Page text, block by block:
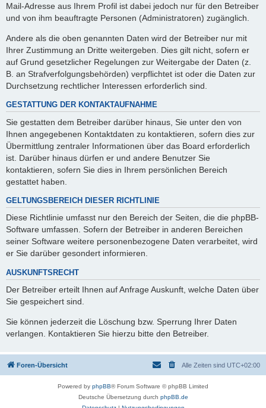
Mail-Adresse aus Ihrem Profil ist dabei jedoch nur für den Betreiber
und von ihm beauftragte Personen (Administratoren) zugänglich.
Andere als die oben genannten Daten wird der Betreiber nur mit
Ihrer Zustimmung an Dritte weitergeben. Dies gilt nicht, sofern er
auf Grund gesetzlicher Regelungen zur Weitergabe der Daten (z.
B. an Strafverfolgungsbehörden) verpflichtet ist oder die Daten zur
Durchsetzung rechtlicher Interessen erforderlich sind.
GESTATTUNG DER KONTAKTAUFNAHME
Sie gestatten dem Betreiber darüber hinaus, Sie unter den von
Ihnen angegebenen Kontaktdaten zu kontaktieren, sofern dies zur
Übermittlung zentraler Informationen über das Board erforderlich
ist. Darüber hinaus dürfen er und andere Benutzer Sie
kontaktieren, sofern Sie dies in Ihrem persönlichen Bereich
gestattet haben.
GELTUNGSBEREICH DIESER RICHTLINIE
Diese Richtlinie umfasst nur den Bereich der Seiten, die die phpBB-
Software umfassen. Sofern der Betreiber in anderen Bereichen
seiner Software weitere personenbezogene Daten verarbeitet, wird
er Sie darüber gesondert informieren.
AUSKUNFTSRECHT
Der Betreiber erteilt Ihnen auf Anfrage Auskunft, welche Daten über
Sie gespeichert sind.
Sie können jederzeit die Löschung bzw. Sperrung Ihrer Daten
verlangen. Kontaktieren Sie hierzu bitte den Betreiber.
Foren-Übersicht Alle Zeiten sind UTC+02:00
Powered by phpBB® Forum Software © phpBB Limited
Deutsche Übersetzung durch phpBB.de